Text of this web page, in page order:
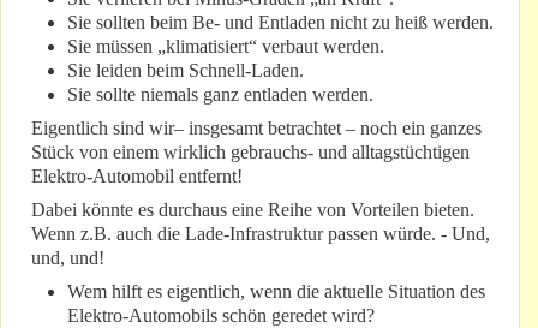
Sie sollten beim Be- und Entladen nicht zu heiß werden.
Sie müssen „klimatisiert“ verbaut werden.
Sie leiden beim Schnell-Laden.
Sie sollte niemals ganz entladen werden.
Eigentlich sind wir– insgesamt betrachtet – noch ein ganzes
Stück von einem wirklich gebrauchs- und alltagstüchtigen
Elektro-Automobil entfernt!
Dabei könnte es durchaus eine Reihe von Vorteilen bieten.
Wenn z.B. auch die Lade-Infrastruktur passen würde. - Und,
und, und!
Wem hilft es eigentlich, wenn die aktuelle Situation des
Elektro-Automobils schön geredet wird?